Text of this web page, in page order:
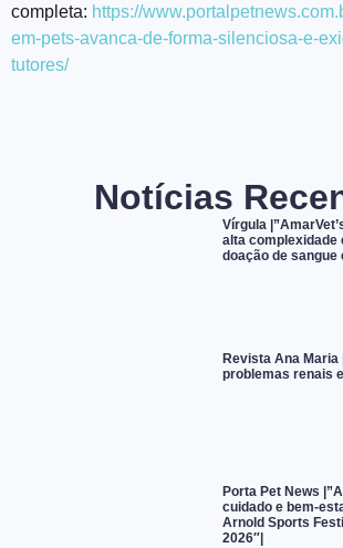
completa: https://
em-pets-avanca-de-forma-silenciosa-e-
tutores/
Notícias
Vírgula
alta complexidade
doação de sangue
Revista Ana Maria
problemas renais
Porta Pet News
cuidado e bem-
Arnold Sports
2026″|